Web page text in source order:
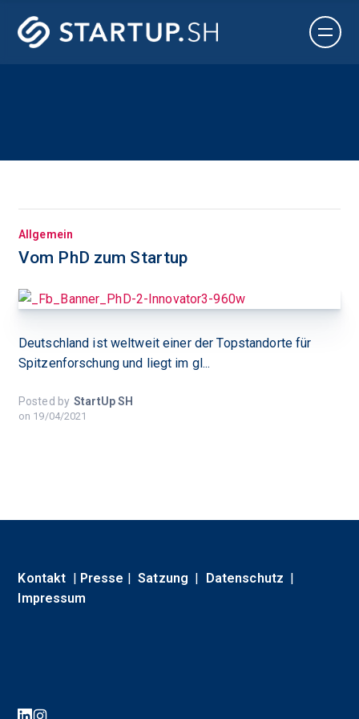
Allgemein
Vom PhD zum Startup
Deutschland ist weltweit einer der Topstandorte für
Spitzenforschung und liegt im gl...
Posted by StartUp SH
on 19/04/2021
Kontakt | Presse |Satzung | Datenschutz |
Impressum